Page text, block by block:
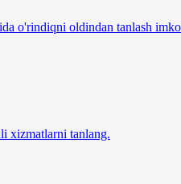
o'rindiqni oldindan tanlash
xizmatlarni tanlang.